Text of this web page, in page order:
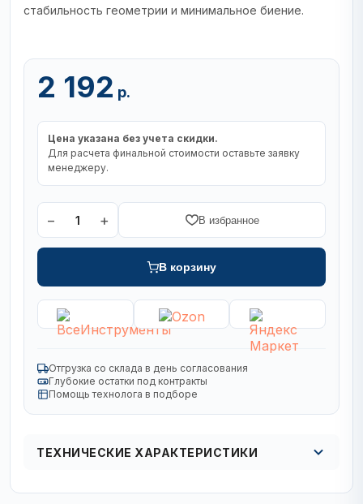
стабильность геометрии и минимальное биение.
2 192 р.
Цена указана без учета скидки.
Для расчета финальной стоимости оставьте заявку
менеджеру.
− 1 + В избранное
В корзину
Отгрузка со склада в день согласования
Глубокие остатки под контракты
Помощь технолога в подборе
ТЕХНИЧЕСКИЕ ХАРАКТЕРИСТИКИ
Толщина зуба, мм